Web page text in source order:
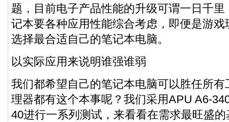
题，目前电子产品性能的升级可谓一日千
记本要各种应用性能综合考虑，即便是游
选择最合适自己的笔记本电脑。
以实际应用来说明谁强谁弱
我们都希望自己的笔记本电脑可以胜任所
理器都有这个本事呢？我们采用APU A6-
40进行一系列测试，来看看在需求最旺盛